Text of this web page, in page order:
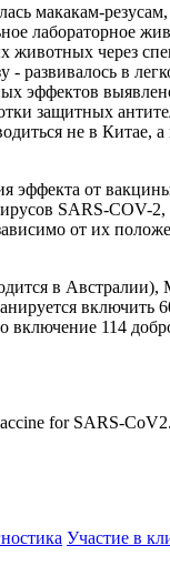
макакам-
лабораторное
животных через
развивалось в
эффектов
защитных
не в Китае, а
эффекта от
SARS-COV-
от их
в
включить
включение 114
for SARS-
Участие в